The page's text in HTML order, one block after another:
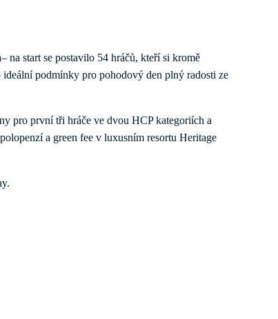
na start se postavilo 54 hráčů, kteří si kromě
podmínky pro pohodový den plný radosti ze
pro první tři hráče ve dvou HCP kategoriích a
a green fee v luxusním resortu Heritage